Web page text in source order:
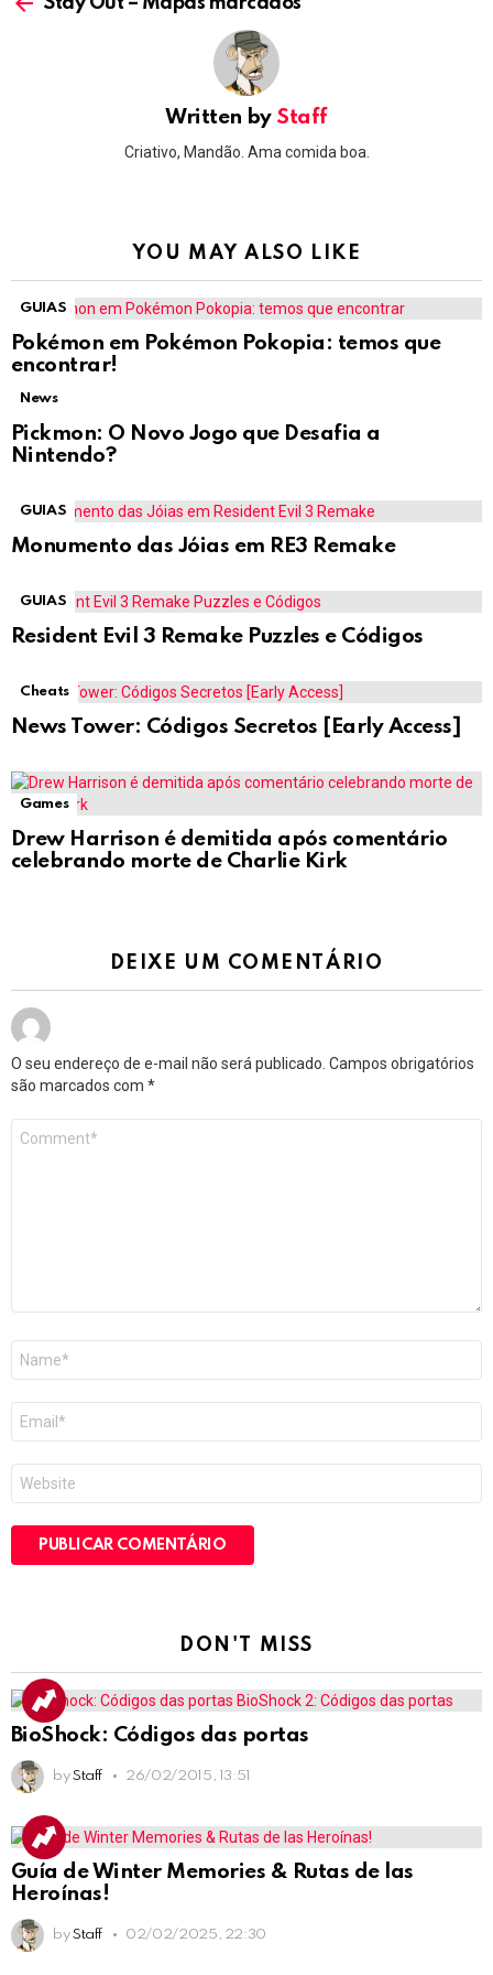
Written by Staff
Criativo, Mandão. Ama comida boa.
YOU MAY ALSO LIKE
GUIAS
Pokémon em Pokémon Pokopia: temos que
encontrar!
News
Pickmon: O Novo Jogo que Desafia a
Nintendo?
GUIAS
Monumento das Jóias em RE3 Remake
GUIAS
Resident Evil 3 Remake Puzzles e Códigos
Cheats
News Tower: Códigos Secretos [Early Access]
Games
Drew Harrison é demitida após comentário
celebrando morte de Charlie Kirk
DEIXE UM COMENTÁRIO
O seu endereço de e-mail não será publicado. Campos obrigatórios
são marcados com *
mail
*
DON'T MISS
BioShock: Códigos das portas
by Staff 26/02/2015, 13:51
Guía de Winter Memories & Rutas de las
Heroínas!
by Staff 02/02/2025, 22:30